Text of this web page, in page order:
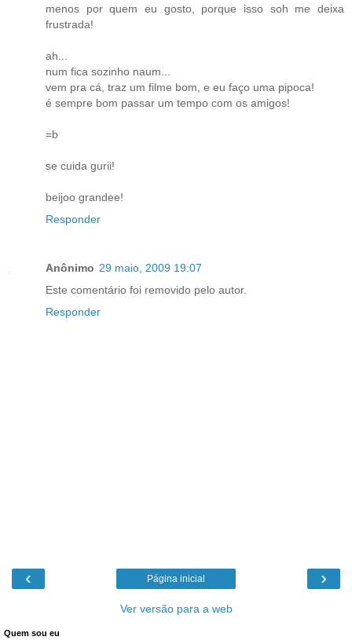
menos por quem eu gosto, porque isso soh me deixa
frustrada!
ah...
num fica sozinho naum...
vem pra cá, traz um filme bom, e eu faço uma pipoca!
é sempre bom passar um tempo com os amigos!
=b
se cuida gurii!
beijoo grandee!
Responder
Anônimo 29 maio, 2009 19:07
Este comentário foi removido pelo autor.
Responder
‹ ›
Página inicial
Ver versão para a web
Quem sou eu